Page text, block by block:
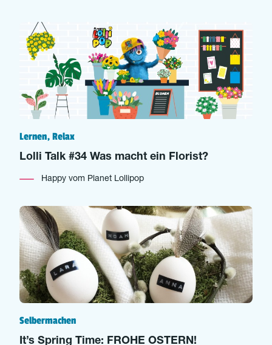
Lernen, Relax
Lolli Talk #34 Was macht ein Florist?
Happy vom Planet Lollipop
Selbermachen
It’s Spring Time: FROHE OSTERN!